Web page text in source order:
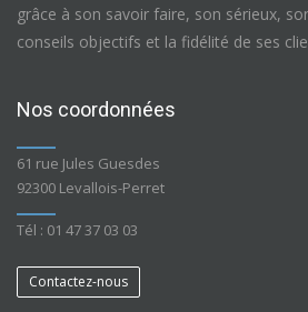
grâce à son savoir faire, son sérieux,
conseils objectifs et la fidélité de ses
Nos coordonnées
61 rue Jules Guesdes
92300 Levallois-Perret
Tél : 01 47 37 03 03
Contactez-nous